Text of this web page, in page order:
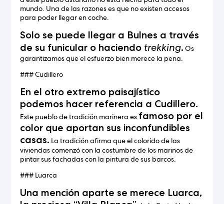
mundo. Una de las razones es que no existen accesos
para poder llegar en coche.
Solo se puede llegar a Bulnes a través
de su funicular o haciendo trekking. Os
garantizamos que el esfuerzo bien merece la pena.
### Cudillero
En el otro extremo paisajístico
podemos hacer referencia a Cudillero.
Este pueblo de tradición marinera es famoso por el
color que aportan sus inconfundibles
casas. La tradición afirma que el colorido de las
viviendas comenzó con la costumbre de los marinos de
pintar sus fachadas con la pintura de sus barcos.
### Luarca
Una mención aparte se merece Luarca,